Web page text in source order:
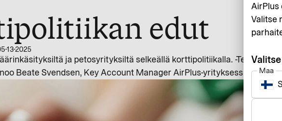
AirPlus
Valitse
Maa
Kieli
edut
13-2025
ja petosyrityksiltä selkeällä korttipolitiikalla. -Tee siitä
Beate Svendsen, Key Account Manager AirPlus-yrityksessä (ent.